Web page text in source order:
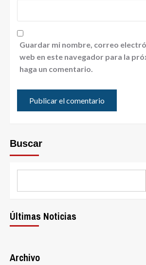
Guardar mi nombre, correo
web en este navegador para la
haga un comentario.
Buscar
Últimas Noticias
Archivo